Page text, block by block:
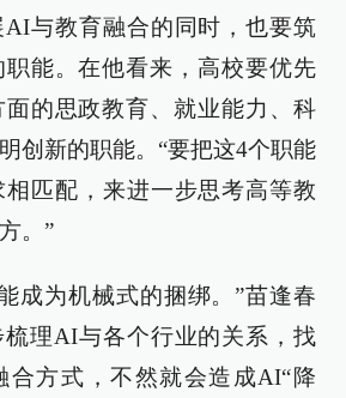
与教育融合的同时，也要筑
能。在他看来，高校要优先
的思政教育、就业能力、科
创新的职能。“要把这4个职能
匹配，来进一步思考高等教
。”
成为机械式的捆绑。”苗逢春
理AI与各个行业的关系，找
合方式，不然就会造成AI“降